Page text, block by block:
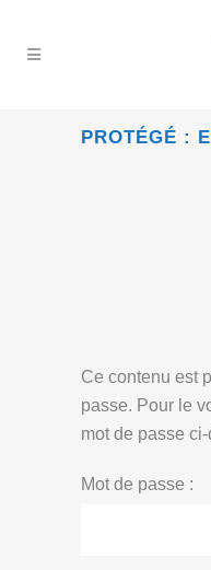
PROTÉGÉ :
Ce contenu est
passe. Pour le
mot de passe
Mot de passe :